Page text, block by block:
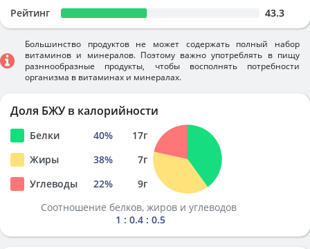
Рейтинг 43.3
Большинство продуктов не может содержать полный набор
витаминов и минералов. Поэтому важно употреблять в пищу
разннообразные продукты, чтобы восполнять потребности
организма в витаминах и минералах.
Доля БЖУ в калорийности
Белки 40% 17г
Жиры
38% 7г
Углеводы
22% 9г
Соотношение белков, жиров и углеводов
1 : 0.4 : 0.5